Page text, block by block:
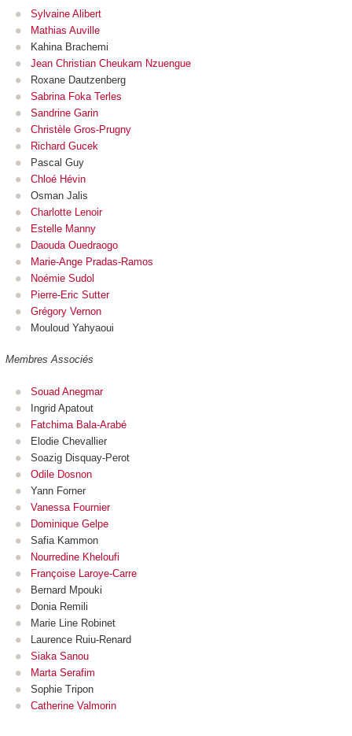
Sylvaine Alibert
Mathias Auville
Kahina Brachemi
Jean Christian Cheukam Nzuengue
Roxane Dautzenberg
Sabrina Foka Terles
Sandrine Garin
Christèle Gros-Prugny
Richard Gucek
Pascal Guy
Chloé Hévin
Osman Jalis
Charlotte Lenoir
Estelle Manny
Daouda Ouedraogo
Marie-Ange Pradas-Ramos
Noémie Sudol
Pierre-Eric Sutter
Grégory Vernon
Mouloud Yahyaoui
Membres Associés
Souad Anegmar
Ingrid Apatout
Fatchima Bala-Arabé
Elodie Chevallier
Soazig Disquay-Perot
Odile Dosnon
Yann Forner
Vanessa Fournier
Dominique Gelpe
Safia Kammon
Nourredine Kheloufi
Françoise Laroye-Carre
Bernard Mpouki
Donia Remili
Marie Line Robinet
Laurence Ruiu-Renard
Siaka Sanou
Marta Serafim
Sophie Tripon
Catherine Valmorin